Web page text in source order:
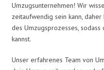
Umzugsunternehmen! Wir
zeitaufwendig sein kann,
des Umzugsprozesses,
kannst.
Unser erfahrenes Team von